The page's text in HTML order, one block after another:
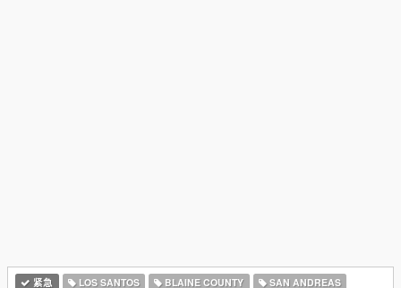
紧急 LOS SANTOS BLAINE COUNTY
SAN ANDREAS